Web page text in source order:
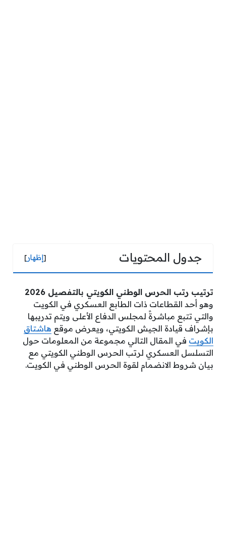
جدول المحتويات [إظهار]
ترتيب رتب الحرس الوطني الكويتي بالتفصيل 2026
وهو أحد القطاعات ذات الطابع العسكري في الكويت
والتي تتبع مباشرةً لمجلس الدفاع الأعلى ويتم تدريبها
بإشراف قيادة الجيش الكويتي، ويعرض موقع هاشتاق
الكويت في المقال التالي مجموعة من المعلومات حول
التسلسل العسكري لرتب الحرس الوطني الكويتي مع
بيان شروط الانضمام لقوة الحرس الوطني في الكويت.